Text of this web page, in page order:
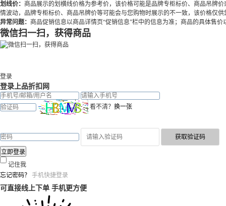
划线价： 商品展示的划横线价格为参考价，该价格可能是品牌专柜标价、商品吊牌
情波动，品牌专柜标价、商品吊牌价等可能会与您购物时展示的不一致，该价格仅供
异常问题： 商品促销信息以商品详情页“促销信息”栏中的信息为准；商品的具体售
微信扫一扫，获得商品
登录
登录上品折扣网
看不清？ 换一张
记住我
忘记密码？
手机快捷登录
可直接线上下单 手机更方便